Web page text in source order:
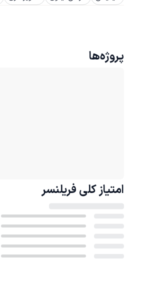
پروژه‌ها
امتیاز کلی فریلنسر